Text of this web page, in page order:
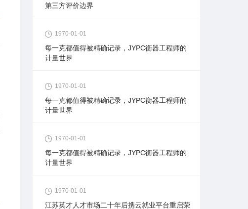
第三方评价边界
1970-01-01
每一克都值得被精确记录，JYPC衡器工程师的
计量世界
1970-01-01
每一克都值得被精确记录，JYPC衡器工程师的
计量世界
1970-01-01
每一克都值得被精确记录，JYPC衡器工程师的
计量世界
1970-01-01
江苏英才人才市场二十年后携云就业平台重启荣